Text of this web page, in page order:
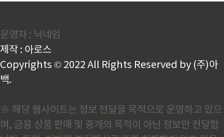
그램이 사용자에 의해 실행될때의 환경 또는 시간이다.
예를 들자면 자바스크립트는 Web Browser에서 작동
할때, Node.js에서 작동할때, Browser와 Node...
운영자 : 닉네임
제작 : 아로스
Copyrights © 2022 All Rights Reserved by (주)아
백.
※ 해당 웹사이트는 정보 전달을 목적으로 운영하고 있으
며, 금융 상품 판매 및 중개의 목적이 아닌 정보만 전달합